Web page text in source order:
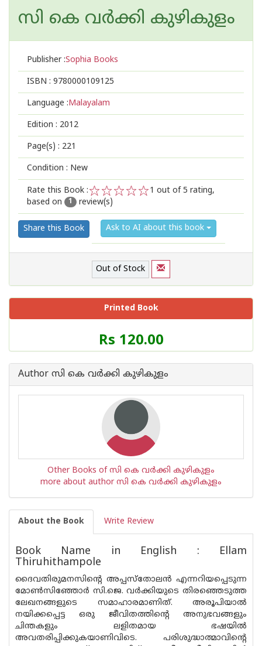
സി കെ വര്‍ക്കി കുഴികുളം
Publisher :Sophia Books
ISBN : 9780000109125
Language :Malayalam
Edition : 2012
Page(s) : 221
Condition : New
Rate this Book :
2
1
1 out of 5 rating,
based on
1 review(s)
Share this Book Ask to AI about this book
Out of Stock
Printed Book
Price
of
Book
Rs 120.00
Author സി കെ വര്‍ക്കി കുഴികുളം
Other Books of സി കെ വര്‍ക്കി കുഴികുളം
more about author സി കെ വര്‍ക്കി കുഴികുളം
About the Book Write Review
Book Name in English : Ellam
Thiruhithampole
ദൈവതിരുമനസിന്‍റെ അപ്പസ്‌തോലന്‍ എന്നറിയപ്പെടുന്ന
മോണ്‍സിഞ്ഞോര്‍ സി.ജെ. വര്‍ക്കിയുടെ തിരഞ്ഞെടുത്ത
ലേഖനങ്ങളുടെ സമാഹാരമാണിത്. അരൂപിയാല്‍
നയിക്കപ്പെട്ട ഒരു ജീവിതത്തിന്‍റെ അനുഭവങ്ങളും
ചിന്തകളും ലളിതമായ ഭഷയില്‍
അവതരിപ്പിക്കുകയാണിവിടെ. പരിശുദ്ധാത്മാവിന്‍റെ